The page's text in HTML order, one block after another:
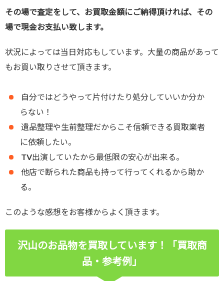
その場で査定をして、お買取金額にご納得頂ければ、その
場で現金お支払い致します。
状況によっては当日対応もしています。大量の商品があって
もお買い取りさせて頂きます。
自分ではどうやって片付けたり処分していいか分か
らない！
遺品整理や生前整理だからこそ信頼できる買取業者
に依頼したい。
TV出演していたから最低限の安心が出来る。
他店で断られた商品も持って行ってくれるから助か
る。
このような感想をお客様からよく頂きます。
沢山のお品物を買取しています！「買取商
品・参考例」